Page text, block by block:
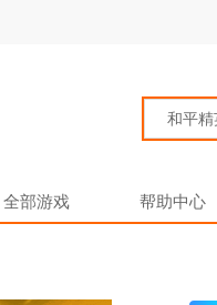
和平精
全部游戏 帮助中心